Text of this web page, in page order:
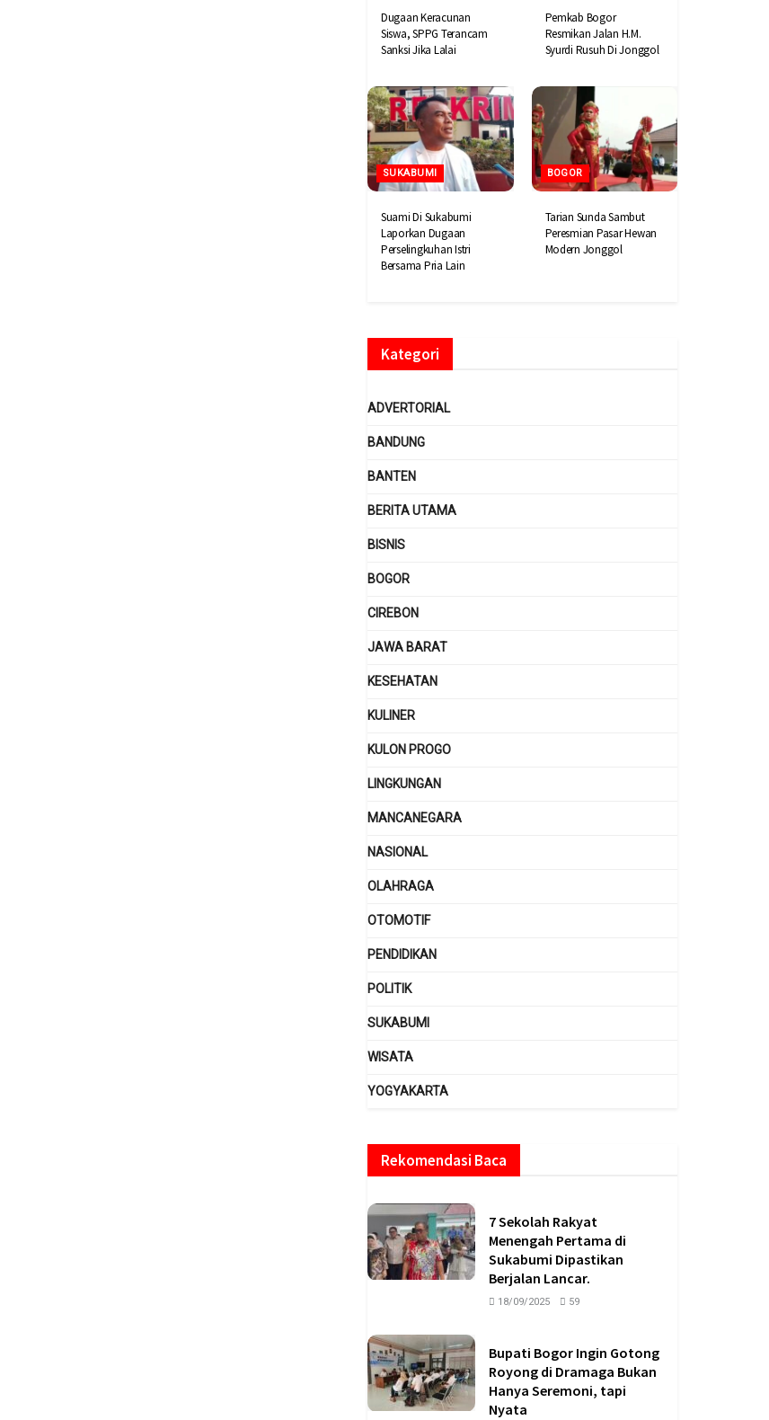
Dugaan Keracunan
Siswa, SPPG Terancam
Sanksi Jika Lalai
Pemkab Bogor
Resmikan Jalan H.M.
Syurdi Rusuh Di Jonggol
SUKABUMI
Suami Di Sukabumi
Laporkan Dugaan
Perselingkuhan Istri
Bersama Pria Lain
BOGOR
Tarian Sunda Sambut
Peresmian Pasar Hewan
Modern Jonggol
Kategori
ADVERTORIAL
BANDUNG
BANTEN
BERITA UTAMA
BISNIS
BOGOR
CIREBON
JAWA BARAT
KESEHATAN
KULINER
KULON PROGO
LINGKUNGAN
MANCANEGARA
NASIONAL
OLAHRAGA
OTOMOTIF
PENDIDIKAN
POLITIK
SUKABUMI
WISATA
YOGYAKARTA
Rekomendasi Baca
7 Sekolah Rakyat
Menengah Pertama di
Sukabumi Dipastikan
Berjalan Lancar.
18/09/2025 59
Bupati Bogor Ingin Gotong
Royong di Dramaga Bukan
Hanya Seremoni, tapi
Nyata